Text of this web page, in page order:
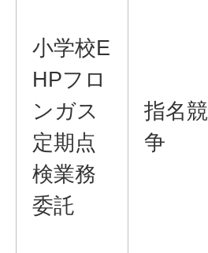
小学校E
HPフロ
ンガス
定期点
検業務
委託
指名競
争